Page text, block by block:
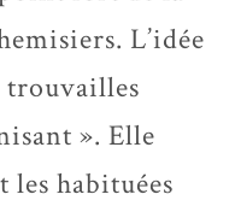
L’idée
trouvailles
». Elle
les habituées